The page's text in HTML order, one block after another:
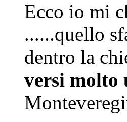
Ecco io mi
......quello
dentro la
versi molto